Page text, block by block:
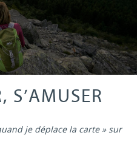
S’AMUSER
je déplace la carte » sur